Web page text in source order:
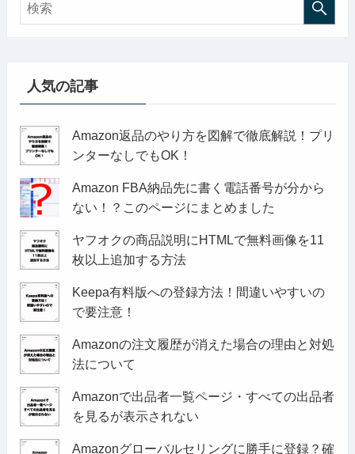
人気の記事
Amazon返品のやり方を図解で徹底解説！プリ
ンターなしでもOK！
Amazon FBA納品先に書く電話番号が分から
ない！？このページにまとめました
ヤフオクの商品説明にHTMLで無料画像を11
枚以上追加する方法
Keepa有料版への登録方法！間違いやすいの
で要注意！
Amazonの注文履歴が消えた場合の理由と対処
法について
Amazonで出品者一覧ページ・すべての出品者
を見るが表示されない
Amazonグローバルセリングに勝手に登録？確